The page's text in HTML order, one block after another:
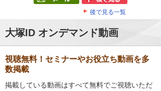
後で見る一覧
大塚ID オンデマンド動画
視聴無料！セミナーやお役立ち動画を多
数掲載
掲載している動画はすべて無料でご視聴いただ